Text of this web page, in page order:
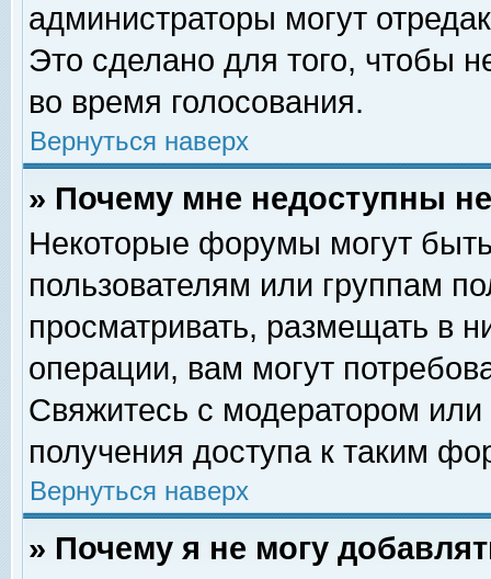
администраторы могут
Это сделано для того, чтобы
во время голосования.
Вернуться наверх
» Почему мне недоступны
Некоторые форумы могут
пользователям или группам
просматривать, размещать в
операции, вам могут
Свяжитесь с модератором
получения доступа к таким
Вернуться наверх
» Почему я не могу